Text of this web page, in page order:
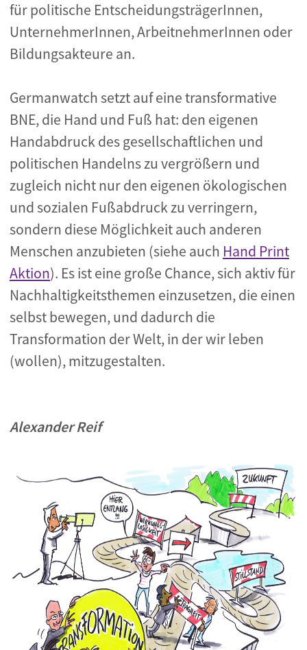
für politische EntscheidungsträgerInnen,
UnternehmerInnen, ArbeitnehmerInnen oder
Bildungsakteure an.
Germanwatch setzt auf eine transformative
BNE, die Hand und Fuß hat: den eigenen
Handabdruck des gesellschaftlichen und
politischen Handelns zu vergrößern und
zugleich nicht nur den eigenen ökologischen
und sozialen Fußabdruck zu verringern,
sondern diese Möglichkeit auch anderen
Menschen anzubieten (siehe auch Hand Print
Aktion). Es ist eine große Chance, sich aktiv für
Nachhaltigkeitsthemen einzusetzen, die einen
selbst bewegen, und dadurch die
Transformation der Welt, in der wir leben
(wollen), mitzugestalten.
Alexander Reif